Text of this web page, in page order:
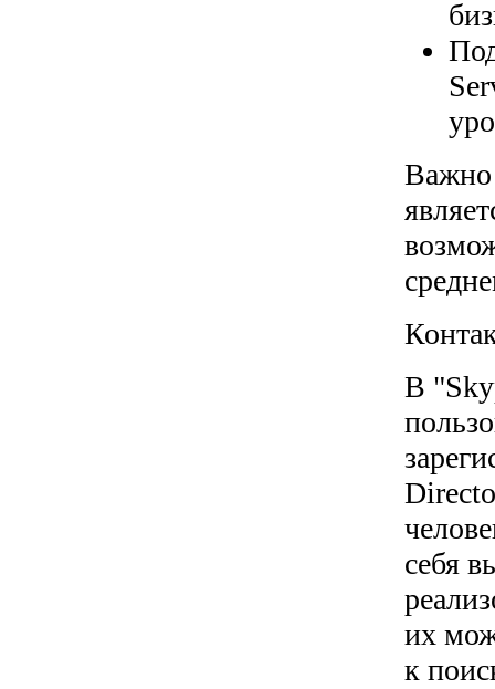
Важно
В
себя
их
к